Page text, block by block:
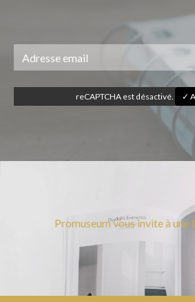
reCAPTCHA est désactivé. ✓
Promuseum vous invite à une